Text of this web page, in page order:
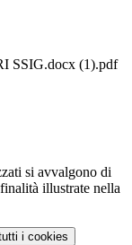
SSIG.docx (1).pdf
si avvalgono di
illustrate nella
i cookies